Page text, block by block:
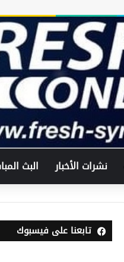
نشرات الأخبار البث
تابعنا على فيسبوك